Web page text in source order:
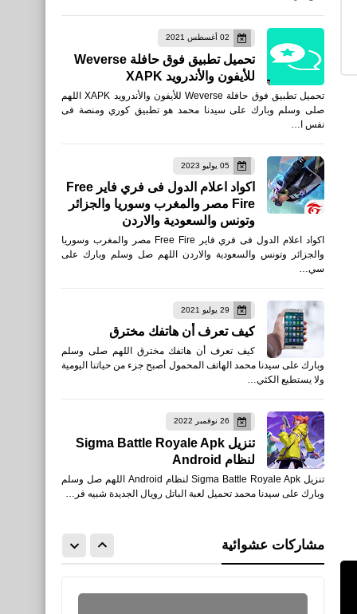
02 أغسطس 2021
تحميل تطبيق فوق حافلة Weverse
للأيفون والأندرويد XAPK
تحميل تطبيق فوق حافلة Weverse للأيفون والأندرويد XAPK اللهم
صلى وسلم وبارك على سيدنا محمد هو تطبيق كوري ومنصة فى
نفس ا…
05 يوليو 2023
اكواد اعلام الدول فى فري فاير Free
Fire مصر والمغرب وسوريا والجزائر
وتونس والسعودية والاردن
اكواد اعلام الدول فى فري فاير Free Fire مصر والمغرب وسوريا
والجزائر وتونس والسعودية والاردن اللهم صل وسلم وبارك على
سي…
29 يوليو 2021
كيف تعرف أن هاتفك مخترق
كيف تعرف أن هاتفك مخترق اللهم صلى وسلم
وبارك على سيدنا محمد الهاتف المحمول أصبح جزء من حياتنا اليومية
ولا يستطيع الكثي…
26 نوفمبر 2022
تنزيل Sigma Battle Royale Apk
لنظام Android
تنزيل Sigma Battle Royale Apk لنظام Android اللهم صل وسلم
وبارك على سيدنا محمد تحميل لعبة الباتل رويال الجديدة شبيه فر…
مشاركات عشوائية
متطلبات تشغيل Call of
Duty®: Modern Warfare® II
على الكمبيوتر
برامج كمبيوتر
كيفية إيقاف تشغيل الحالة
النشطة على Facebook من
الهاتف ومتصفح الويب
العاب
تنزيل PUBG MOBILE أصدار
2.2.0 للأيفون والأندرويد
الخاص بك فى هواتف الآيفون